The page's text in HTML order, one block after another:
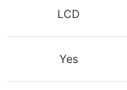
LCD
Yes